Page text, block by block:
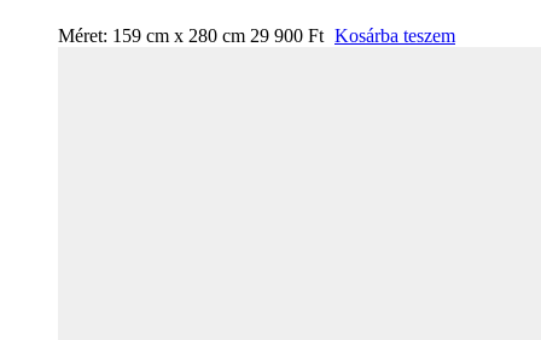
Méret: 159 cm x 280 cm 29 900 Ft Kosárba teszem